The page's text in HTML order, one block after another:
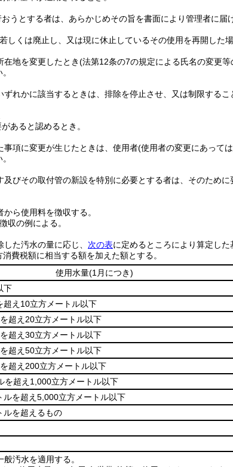
おうとする者は、あらかじめその旨を書面により管理者に届
しくは廃止し、又は現に休止しているその使用を再開した場
地を変更したとき(法第12条の7の規定による氏名の変更
ずれかに該当するときは、排除を停止させ、又は制限するこ
あると認めるとき。
項に変更が生じたときは、使用者(使用者の変更にあって
びその取付管の新設を特別に必要とする者は、そのため
ら使用料を徴収する。
収の例による。
た汚水の量に応じ、 次の表に定めるところにより算定し
費税額に相当する額を加えた額とする。
使用水量(1月につき)
下
超え10立方メートル以下
超え20立方メートル以下
超え30立方メートル以下
超え50立方メートル以下
超え200立方メートル以下
を超え1,000立方メートル以下
ルを超え5,000立方メートル以下
ルを超えるもの
汚水を適用する。